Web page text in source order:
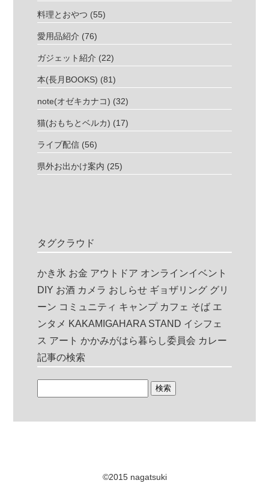
料理とおやつ (55)
愛用品紹介 (76)
ガジェット紹介 (22)
本(長月BOOKS) (81)
note(オゼキカナコ) (32)
猫(おもちとベルカ) (17)
ライブ配信 (56)
県外お出かけ案内 (25)
タグクラウド
かき氷 お金 アウトドア オンラインイベント
DIY お酒 カメラ おしらせ ギョザリング グリ
ーン コミュニティ キャンプ カフェ そば エ
ンタメ KAKAMIGAHARA STAND イシフェ
ス アート かかみがはら暮らし委員会 カレー
記事の検索
©2015 nagatsuki